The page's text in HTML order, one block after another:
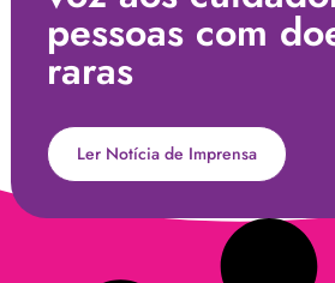
pessoas com
raras
Ler Notícia de Imprensa